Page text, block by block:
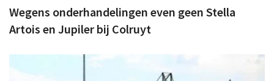
Wegens onderhandelingen even geen Stella
Artois en Jupiler bij Colruyt